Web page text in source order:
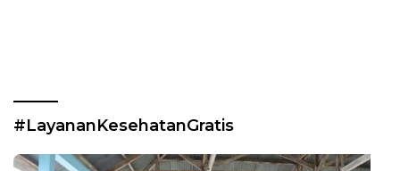
#LayananKesehatanGratis